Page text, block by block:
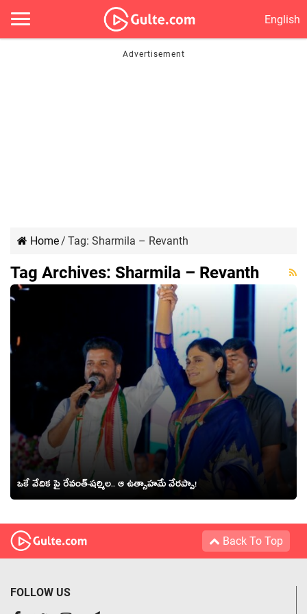
English
Home/ Tag: Sharmila – Revanth
Tag Archives: Sharmila – Revanth
ఒకే వేదిక‌ పై రేవంత్‌-ష‌ర్మిల‌.. ఆ ఉత్సాహ‌మే వేర‌ప్పా!
Back To Top
FOLLOW US